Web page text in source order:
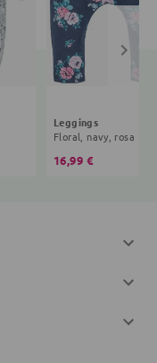
Leggings
Floral, navy, rosa
16,99 €